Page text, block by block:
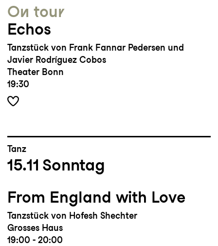
On tour
Echos
Tanzstück von Frank Fannar Pedersen und
Javier Rodríguez Cobos
Theater Bonn
19:30
Tanz
15.11 Sonntag
From England with Love
Tanzstück von Hofesh Shechter
Grosses Haus
19:00 - 20:00